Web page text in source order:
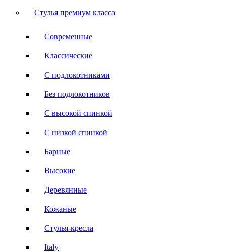
Стулья премиум класса
Современные
Классические
С подлокотниками
Без подлокотников
С высокой спинкой
С низкой спинкой
Барные
Высокие
Деревянные
Кожаные
Стулья-кресла
Italy